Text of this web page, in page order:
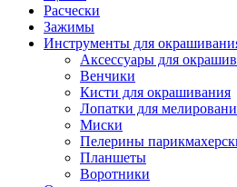
Расчески
Зажимы
Инструменты для
Аксессуары для
Венчики
Кисти для окрашивания
Лопатки для
Миски
Пелерины
Планшеты
Воротники